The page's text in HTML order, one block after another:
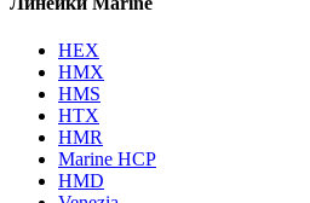
HEX
HMX
HMS
HTX
HMR
Marine HCP
HMD